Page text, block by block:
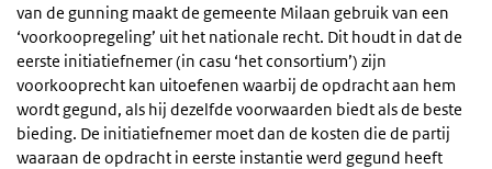
van de gunning maakt de gemeente Milaan gebruik van een
‘voorkoopregeling’ uit het nationale recht. Dit houdt in dat de
eerste initiatiefnemer (in casu ‘het consortium’) zijn
voorkooprecht kan uitoefenen waarbij de opdracht aan hem
wordt gegund, als hij dezelfde voorwaarden biedt als de beste
bieding. De initiatiefnemer moet dan de kosten die de partij
waaraan de opdracht in eerste instantie werd gegund heeft